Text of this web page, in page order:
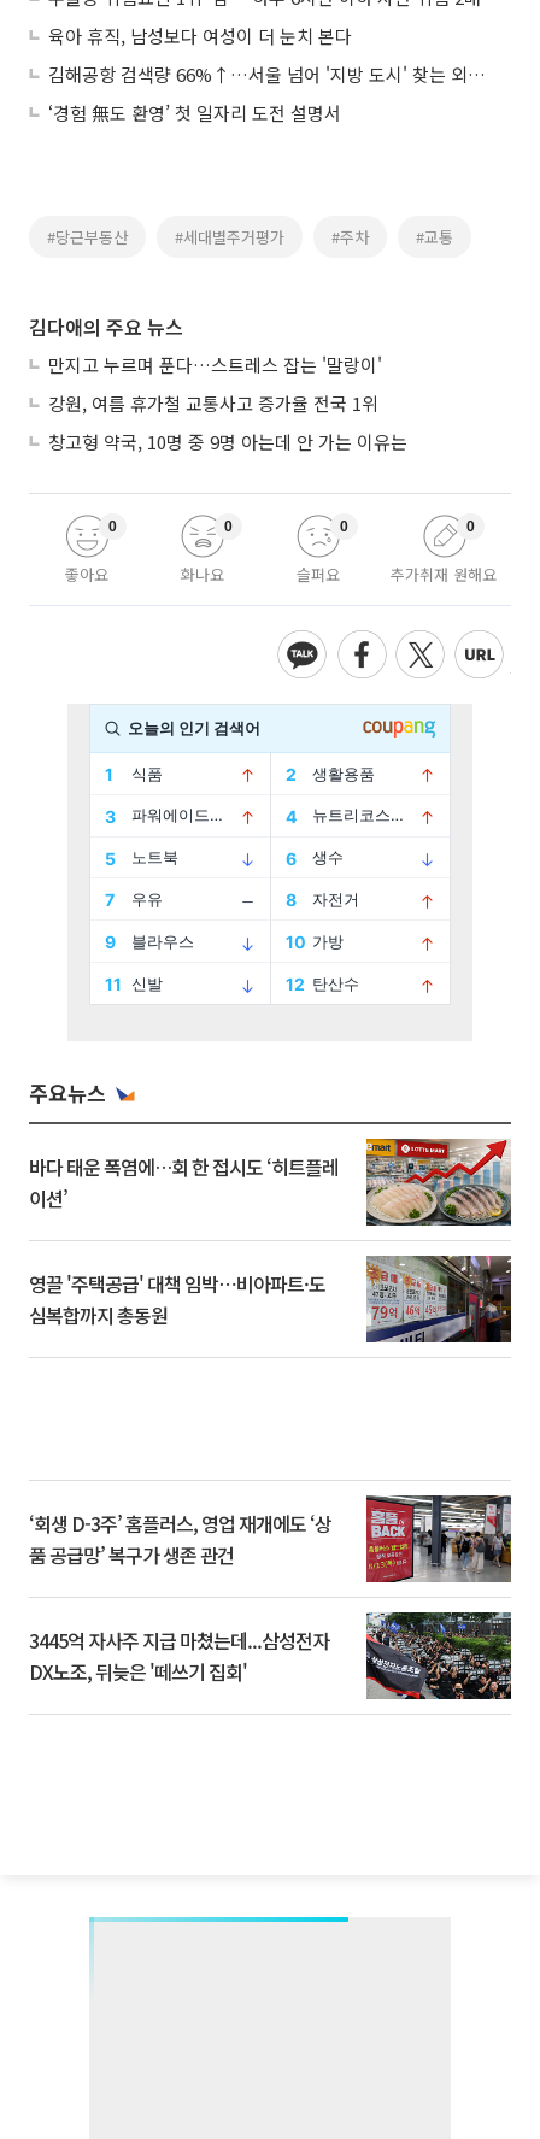
육아 휴직, 남성보다 여성이 더 눈치 본다
김해공항 검색량 66%↑…서울 넘어 '지방 도시' 찾는 외국인들
‘경험 無도 환영’ 첫 일자리 도전 설명서
#당근부동산 #세대별주거평가 #주차 #교통
김다애의 주요 뉴스
만지고 누르며 푼다…스트레스 잡는 '말랑이'
강원, 여름 휴가철 교통사고 증가율 전국 1위
창고형 약국, 10명 중 9명 아는데 안 가는 이유는
좋아요
0
화나요
0
슬퍼요
0
추가취재 원해요
0
주요뉴스
바다 태운 폭염에…회 한 접시도 ‘히트플레
이션’
영끌 '주택공급' 대책 임박⋯비아파트·도
심복합까지 총동원
‘회생 D-3주’ 홈플러스, 영업 재개에도 ‘상
품 공급망’ 복구가 생존 관건
3445억 자사주 지급 마쳤는데...삼성전자
DX노조, 뒤늦은 '떼쓰기 집회'